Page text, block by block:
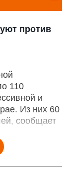
против
110
и
Из них 60
сообщает